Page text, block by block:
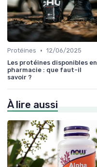
Protéines • 12/06/2025
Les protéines disponibles en
pharmacie : que faut-il
savoir ?
À lire aussi